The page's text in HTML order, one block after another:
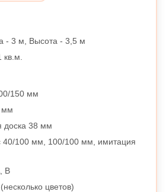
- 3 м, Высота - 3,5 м
150 мм
мм
доска 38 мм
40/100 мм, 100/100 мм, имитация
B
цветов)